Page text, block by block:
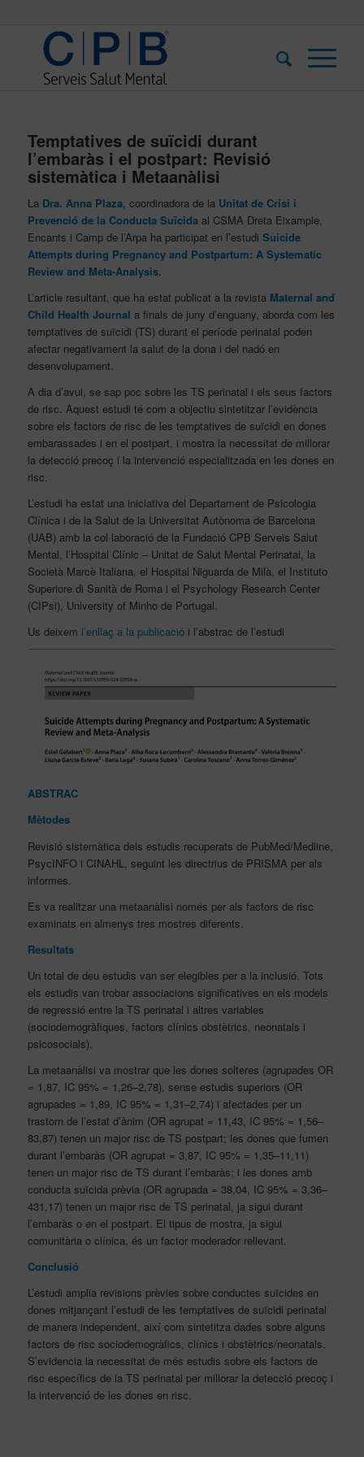
Temptatives de suïcidi durant
l’embaràs i el postpart: Revisió
sistemàtica i Metaanàlisi
La Dra. Anna Plaza, coordinadora de la Unitat de Crisi i
Prevenció de la Conducta Suïcidaal CSMA Dreta Eixample,
Encants i Camp de l’Arpa ha participat en l’estudi Suicide
Attempts during Pregnancy and Postpartum: A Systematic
Review and Meta-Analysis.
L’article resultant, que ha estat publicat a la revista Maternal and
Child Health Journal a finals de juny d’enguany, aborda com les
temptatives de suïcidi (TS) durant el període perinatal poden
afectar negativament la salut de la dona i del nadó en
desenvolupament.
A dia d’avui, se sap poc sobre les TS perinatal i els seus factors
de risc. Aquest estudi té com a objectiu sintetitzar l’evidència
sobre els factors de risc de les temptatives de suïcidi en dones
embarassades i en el postpart, i mostra la necessitat de millorar
la detecció precoç i la intervenció especialitzada en les dones en
risc.
L’estudi ha estat una iniciativa del Departament de Psicologia
Clínica i de la Salut de la Universitat Autònoma de Barcelona
(UAB) amb la col·laboració de la Fundació CPB Serveis Salut
Mental, l’Hospital Clínic – Unitat de Salut Mental Perinatal, la
Società Marcè Italiana, el Hospital Niguarda de Milà, el Instituto
Superiore di Sanità de Roma i el Psychology Research Center
(CIPsi), University of Minho de Portugal.
Us deixem l’enllaç a la publicaciói l’abstrac de l’estudi
ABSTRAC
Mètodes
Revisió sistemàtica dels estudis recuperats de PubMed/Medline,
PsycINFO i CINAHL, seguint les directrius de PRISMA per als
informes.
Es va realitzar una metaanàlisi només per als factors de risc
examinats en almenys tres mostres diferents.
Resultats
Un total de deu estudis van ser elegibles per a la inclusió. Tots
els estudis van trobar associacions significatives en els models
de regressió entre la TS perinatal i altres variables
(sociodemogràfiques, factors clínics obstètrics, neonatals i
psicosocials).
La metaanàlisi va mostrar que les dones solteres (agrupades OR
= 1,87, IC 95% = 1,26–2,78), sense estudis superiors (OR
agrupades = 1,89, IC 95% = 1,31–2,74) i afectades per un
trastorn de l’estat d’ànim (OR agrupat = 11,43, IC 95% = 1,56–
83,87) tenen un major risc de TS postpart; les dones que fumen
durant l’embaràs (OR agrupat = 3,87, IC 95% = 1,35–11,11)
tenen un major risc de TS durant l’embaràs; i les dones amb
conducta suïcida prèvia (OR agrupada = 38,04, IC 95% = 3,36–
431,17) tenen un major risc de TS perinatal, ja sigui durant
l’embaràs o en el postpart. El tipus de mostra, ja sigui
comunitària o clínica, és un factor moderador rellevant.
Conclusió
L’estudi amplia revisions prèvies sobre conductes suïcides en
dones mitjançant l’estudi de les temptatives de suïcidi perinatal
de manera independent, així com sintetitza dades sobre alguns
factors de risc sociodemogràfics, clínics i obstètrics/neonatals.
S’evidencia la necessitat de més estudis sobre els factors de
risc específics de la TS perinatal per millorar la detecció precoç i
la intervenció de les dones en risc.